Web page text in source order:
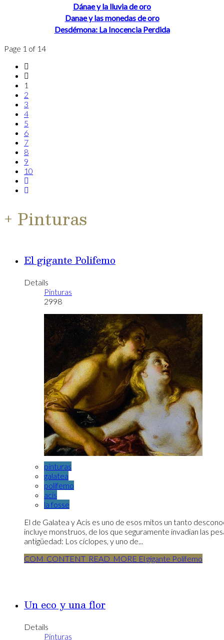
Dánae y la lluvia de oro
Danae y las monedas de oro
Desdémona: La Inocencia Perdida
Page 1 of 14
1
2
3
4
5
6
7
8
9
10
+ Pinturas
El gigante Polifemo
Details
Pinturas
2998
pinturas
galatea
polifemo
acis
la fosse
El de Galatea y Acis es uno de esos mitos un tanto
incluye monstruos, de los que seguramente invadian las
antigüedad: Los cíclopes, y uno de...
COM_CONTENT_READ_MORE El gigante Polifemo
Un eco y una flor
Details
Pinturas